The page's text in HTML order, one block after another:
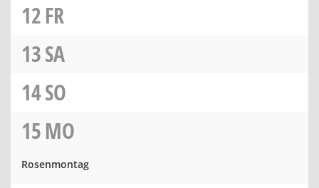
12FR
13SA
14SO
15MO
Rosenmontag